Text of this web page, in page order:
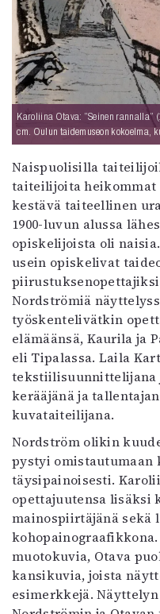
Karoliina Otava: ”Seinen rannalla”
cm. Oulun taidemuseon kokoelma,
Naispuolisilla
taiteilijoita heikommat
kestävä taiteellinen
1900-luvun alussa
opiskelijoista oli
usein opiskelivat
Nordströmiä
työskentelivätkin
elämäänsä, Kaurila ja
eli Tipalassa. Laila
tekstiilisuunnittelijana
kerääjänä ja
kuvataiteilijana.
Nordström olikin
pystyi omistautumaan
täysipainoisesti.
opettajuutensa lisäksi
mainospiirtäjänä sekä
muotokuvia, Otava
kansikuvia, joista
esimerkkejä.